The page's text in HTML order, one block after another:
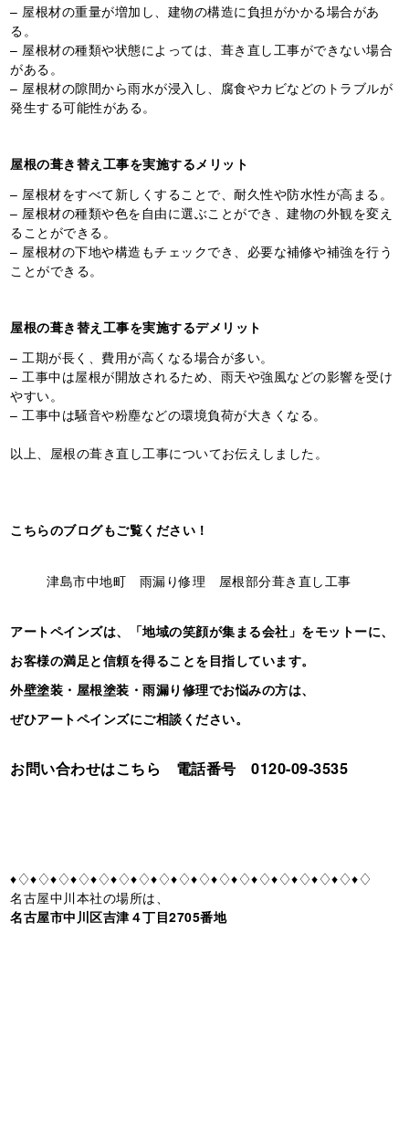
– 屋根材の重量が増加し、建物の構造に負担がかかる場合があ
る。
– 屋根材の種類や状態によっては、葺き直し工事ができない場合
がある。
– 屋根材の隙間から雨水が浸入し、腐食やカビなどのトラブルが
発生する可能性がある。
屋根の葺き替え工事を実施するメリット
– 屋根材をすべて新しくすることで、耐久性や防水性が高まる。
– 屋根材の種類や色を自由に選ぶことができ、建物の外観を変え
ることができる。
– 屋根材の下地や構造もチェックでき、必要な補修や補強を行う
ことができる。
屋根の葺き替え工事を実施するデメリット
– 工期が長く、費用が高くなる場合が多い。
– 工事中は屋根が開放されるため、雨天や強風などの影響を受け
やすい。
– 工事中は騒音や粉塵などの環境負荷が大きくなる。
以上、屋根の葺き直し工事についてお伝えしました。
こちらのブログもご覧ください！
津島市中地町 雨漏り修理 屋根部分葺き直し工事
アートペインズは、「地域の笑顔が集まる会社」をモットーに、
お客様の満足と信頼を得ることを目指しています。
外壁塗装・屋根塗装・雨漏り修理でお悩みの方は、
ぜひアートペインズにご相談ください。
お問い合わせはこちら 電話番号 0120-09-3535
♦♢♦♢♦♢♦♢♦♢♦♢♦♢♦♢♦♢♦♢♦♢♦♢♦♢♦♢♦♢♦♢♦♢♦♢
名古屋中川本社の場所は、
名古屋市中川区吉津４丁目2705番地